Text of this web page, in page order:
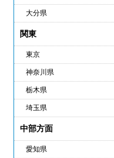
大分県
関東
東京
神奈川県
栃木県
埼玉県
中部方面
愛知県